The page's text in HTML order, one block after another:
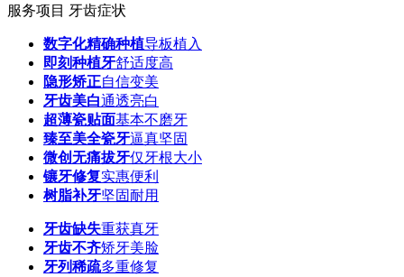
服务项目 牙齿症状
数字化精确种植导板植入
即刻种植牙舒适度高
隐形矫正自信变美
牙齿美白通透亮白
超薄瓷贴面基本不磨牙
臻至美全瓷牙逼真坚固
微创无痛拔牙仅牙根大小
镶牙修复实惠便利
树脂补牙坚固耐用
牙齿缺失重获真牙
牙齿不齐矫牙美脸
牙列稀疏多重修复